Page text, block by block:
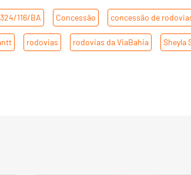
116/BA Concessão concessão de
rodovias rodovias da ViaBahia Sheyla